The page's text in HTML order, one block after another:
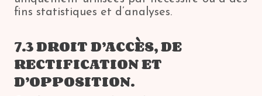
fins statistiques et d’analyses.
7.3 DROIT D’ACCÈS, DE
RECTIFICATION ET
D’OPPOSITION.